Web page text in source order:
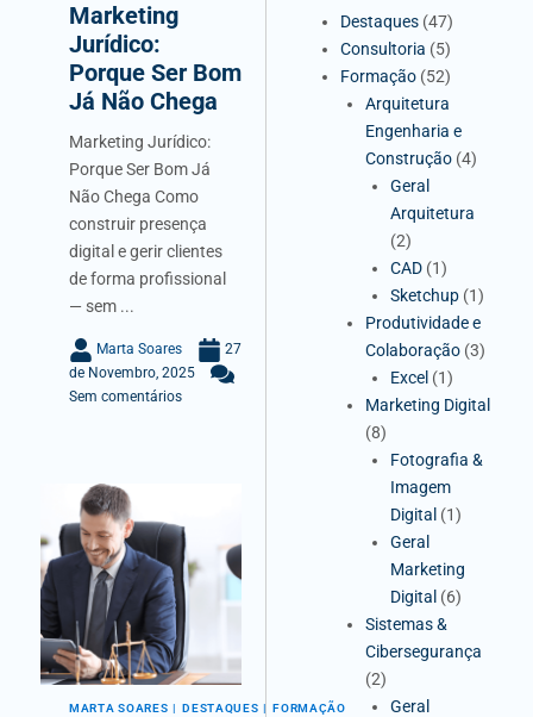
Marketing
Jurídico:
Porque Ser Bom
Já Não Chega
Marketing Jurídico:
Porque Ser Bom Já
Não Chega Como
construir presença
digital e gerir clientes
de forma profissional
— sem ...
Marta Soares
27
de Novembro, 2025
Sem comentários
MARTA SOARES DESTAQUES FORMAÇÃO
Destaques (47)
Consultoria (5)
Formação (52)
Arquitetura
Engenharia e
Construção (4)
Geral
Arquitetura
(2)
CAD (1)
Sketchup (1)
Produtividade e
Colaboração (3)
Excel (1)
Marketing Digital
(8)
Fotografia &
Imagem
Digital (1)
Geral
Marketing
Digital (6)
Sistemas &
Cibersegurança
(2)
Geral